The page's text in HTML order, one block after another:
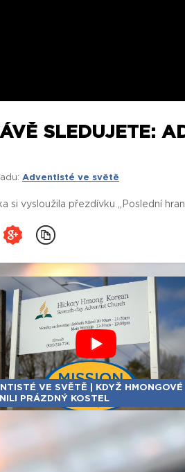
SLEDUJETE:
Adventisté ve světě
si vysloužila přezdívku „Poslední
VE SVĚTĚ | KDYŽ HMONGOVÉ
PRÁZDNÝ KOSTEL